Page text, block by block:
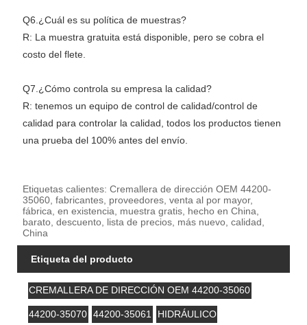
Q6.¿Cuál es su política de muestras?
R: La muestra gratuita está disponible, pero se cobra el
costo del flete.
Q7.¿Cómo controla su empresa la calidad?
R: tenemos un equipo de control de calidad/control de
calidad para controlar la calidad, todos los productos tienen
una prueba del 100% antes del envío.
Etiquetas calientes: Cremallera de dirección OEM 44200-
35060, fabricantes, proveedores, venta al por mayor,
fábrica, en existencia, muestra gratis, hecho en China,
barato, descuento, lista de precios, más nuevo, calidad,
China
Etiqueta del producto
CREMALLERA DE DIRECCIÓN OEM 44200-35060
44200-35070 44200-35061 HIDRÁULICO